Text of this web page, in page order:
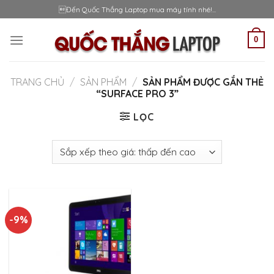
to
content
Đến Quốc Thắng Laptop mua máy tính nhé!...
0
TRANG CHỦ / SẢN PHẨM / SẢN PHẨM ĐƯỢC GẮN THẺ
“SURFACE PRO 3”
LỌC
-9%